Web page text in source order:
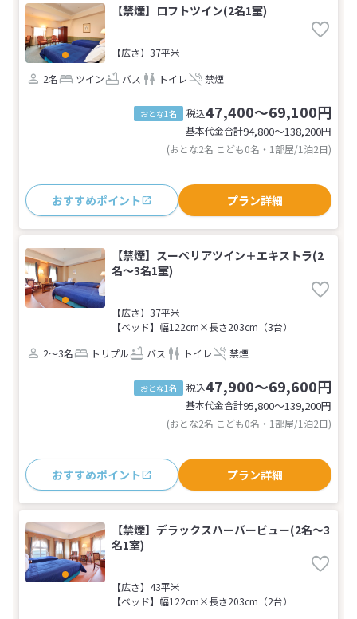
【禁煙】ロフトツイン(2名1室)
【広さ】37平米
2名
ツイン バス トイレ 禁煙
おとな1名 税込47,400～69,100円
基本代金合計94,800〜138,200円
(おとな2名 こども0名・1部屋/1泊2日)
おすすめポイント プラン詳細
【禁煙】スーペリアツイン＋エキストラ(2
名～3名1室)
【広さ】37平米
【ベッド】幅122cm×長さ203cm（3台）
2～3名
トリプル バス トイレ 禁煙
おとな1名 税込47,900～69,600円
基本代金合計95,800〜139,200円
(おとな2名 こども0名・1部屋/1泊2日)
おすすめポイント プラン詳細
【禁煙】デラックスハーバービュー(2名～3
名1室)
【広さ】43平米
【ベッド】幅122cm×長さ203cm（2台）